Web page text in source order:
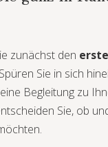
zunächst den
Sie in sich
Begleitung zu
Sie, ob